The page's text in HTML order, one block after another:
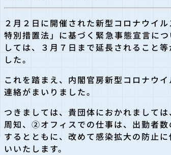
２月２日に開催された新型コロナウイ
特別措置法」に基づく緊急事態宣言に
しては、３月７日まで延長されること
した。
これを踏まえ、内閣官房新型コロナウ
連絡がまいりました。
つきましては、貴団体におかれまして
周知、②オフィスでの仕事は、出勤者
するとともに、改めて感染拡大の防止
いいたします。